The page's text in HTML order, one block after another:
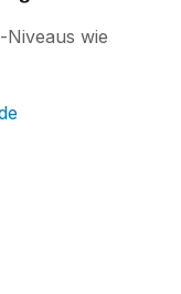
Niveaus wie